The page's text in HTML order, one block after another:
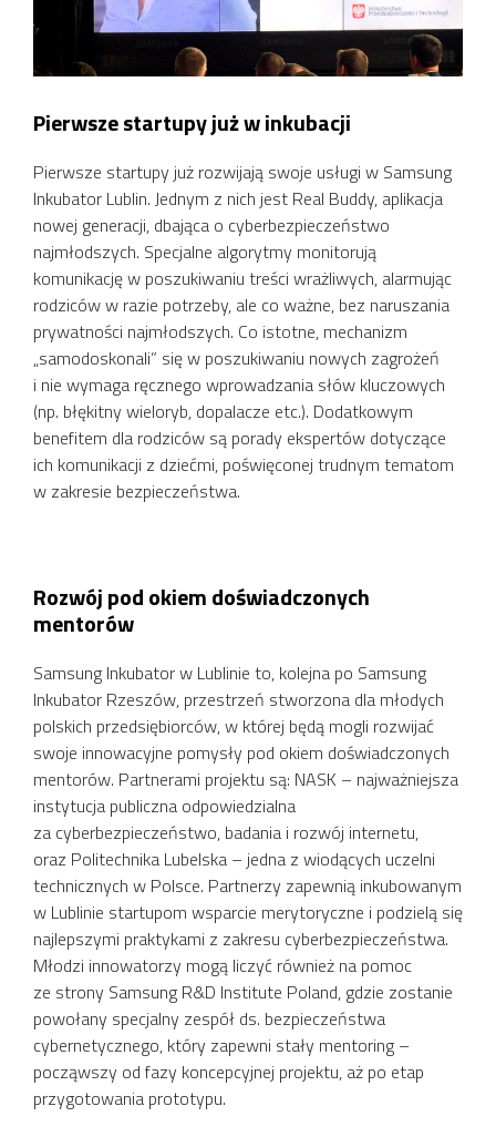
Pierwsze startupy już w inkubacji
Pierwsze startupy już rozwijają swoje usługi w Samsung
Inkubator Lublin. Jednym z nich jest Real Buddy, aplikacja
nowej generacji, dbająca o cyberbezpieczeństwo
najmłodszych. Specjalne algorytmy monitorują
komunikację w poszukiwaniu treści wrażliwych, alarmując
rodziców w razie potrzeby, ale co ważne, bez naruszania
prywatności najmłodszych. Co istotne, mechanizm
„samodoskonali” się w poszukiwaniu nowych zagrożeń
i nie wymaga ręcznego wprowadzania słów kluczowych
(np. błękitny wieloryb, dopalacze etc.). Dodatkowym
benefitem dla rodziców są porady ekspertów dotyczące
ich komunikacji z dziećmi, poświęconej trudnym tematom
w zakresie bezpieczeństwa.
Rozwój pod okiem doświadczonych
mentorów
Samsung Inkubator w Lublinie to, kolejna po Samsung
Inkubator Rzeszów, przestrzeń stworzona dla młodych
polskich przedsiębiorców, w której będą mogli rozwijać
swoje innowacyjne pomysły pod okiem doświadczonych
mentorów. Partnerami projektu są: NASK – najważniejsza
instytucja publiczna odpowiedzialna
za cyberbezpieczeństwo, badania i rozwój internetu,
oraz Politechnika Lubelska – jedna z wiodących uczelni
technicznych w Polsce. Partnerzy zapewnią inkubowanym
w Lublinie startupom wsparcie merytoryczne i podzielą się
najlepszymi praktykami z zakresu cyberbezpieczeństwa.
Młodzi innowatorzy mogą liczyć również na pomoc
ze strony Samsung R&D Institute Poland, gdzie zostanie
powołany specjalny zespół ds. bezpieczeństwa
cybernetycznego, który zapewni stały mentoring –
począwszy od fazy koncepcyjnej projektu, aż po etap
przygotowania prototypu.